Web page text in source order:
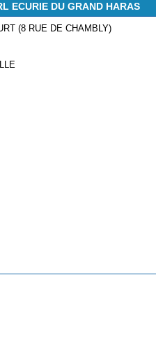
ECURIE DU GRAND HARAS
(8 RUE DE CHAMBLY)